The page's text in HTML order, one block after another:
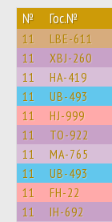
№ Гос.№
11 LBE-611
11 XBJ-260
11 HA-419
11 UB-493
11 HJ-999
11 TO-922
11 MA-765
11 UB-493
11 FH-22
11 IH-692